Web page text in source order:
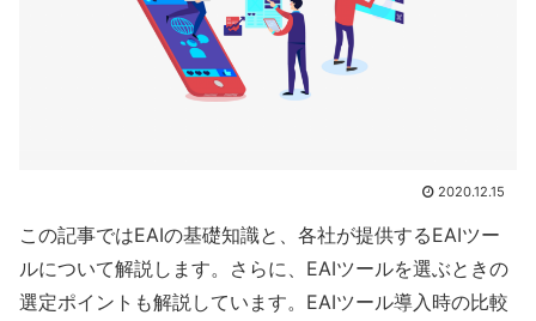
2020.12.15
この記事ではEAIの基礎知識と、各社が提供するEAIツー
ルについて解説します。さらに、EAIツールを選ぶときの
選定ポイントも解説しています。EAIツール導入時の比較